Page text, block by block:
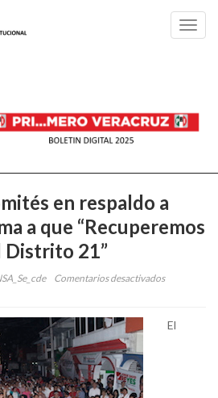
en respaldo a
a que “Recuperemos
Distrito 21”
Comentarios desactivadosen
comités
El